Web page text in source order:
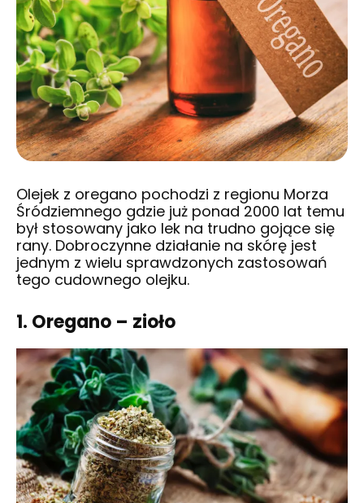
Olejek z oregano pochodzi z regionu Morza
Śródziemnego gdzie już ponad 2000 lat temu
był stosowany jako lek na trudno gojące się
rany. Dobroczynne działanie na skórę jest
jednym z wielu sprawdzonych zastosowań
tego cudownego olejku.
1. Oregano – zioło